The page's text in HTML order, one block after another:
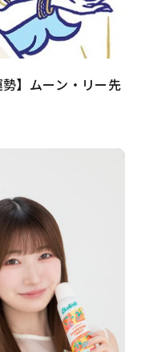
】ムーン・リー先